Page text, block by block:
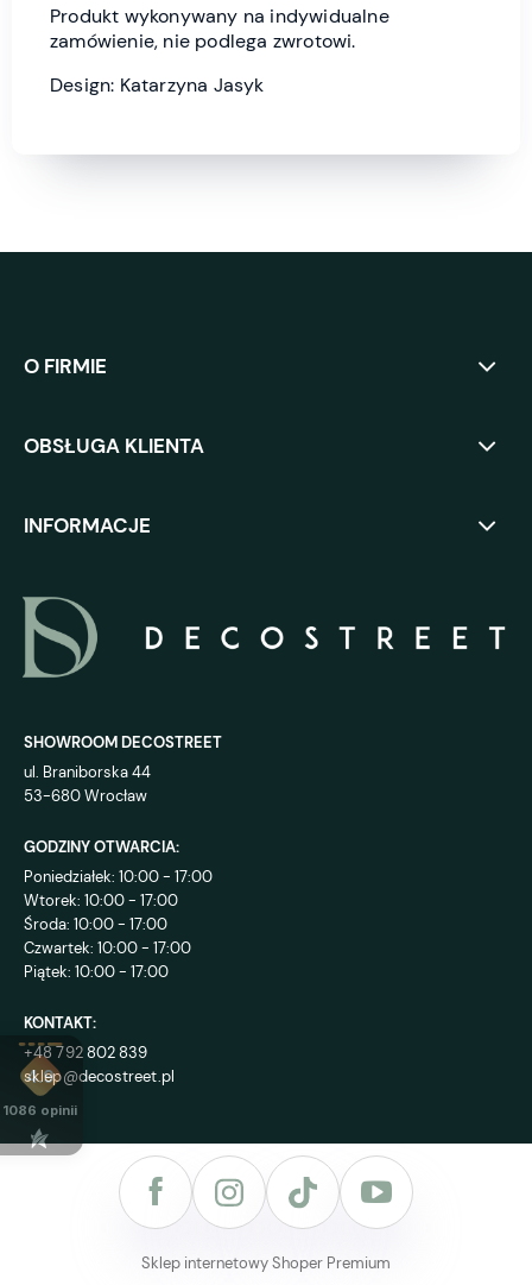
Produkt wykonywany na indywidualne
zamówienie, nie podlega zwrotowi.
Design: Katarzyna Jasyk
O FIRMIE
OBSŁUGA KLIENTA
INFORMACJE
SHOWROOM DECOSTREET
ul. Braniborska 44
53-680 Wrocław
GODZINY OTWARCIA:
Poniedziałek: 10:00 - 17:00
Wtorek: 10:00 - 17:00
Środa: 10:00 - 17:00
Czwartek: 10:00 - 17:00
Piątek: 10:00 - 17:00
KONTAKT:
+48 792 802 839
sklep@decostreet.pl
4.9
1086 opinii
Sklep internetowy Shoper Premium